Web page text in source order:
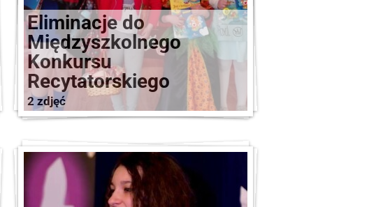
Eliminacje do
Międzyszkolnego
Konkursu
Recytatorskiego
2 zdjęć